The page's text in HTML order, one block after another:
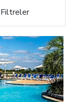
Filtreler